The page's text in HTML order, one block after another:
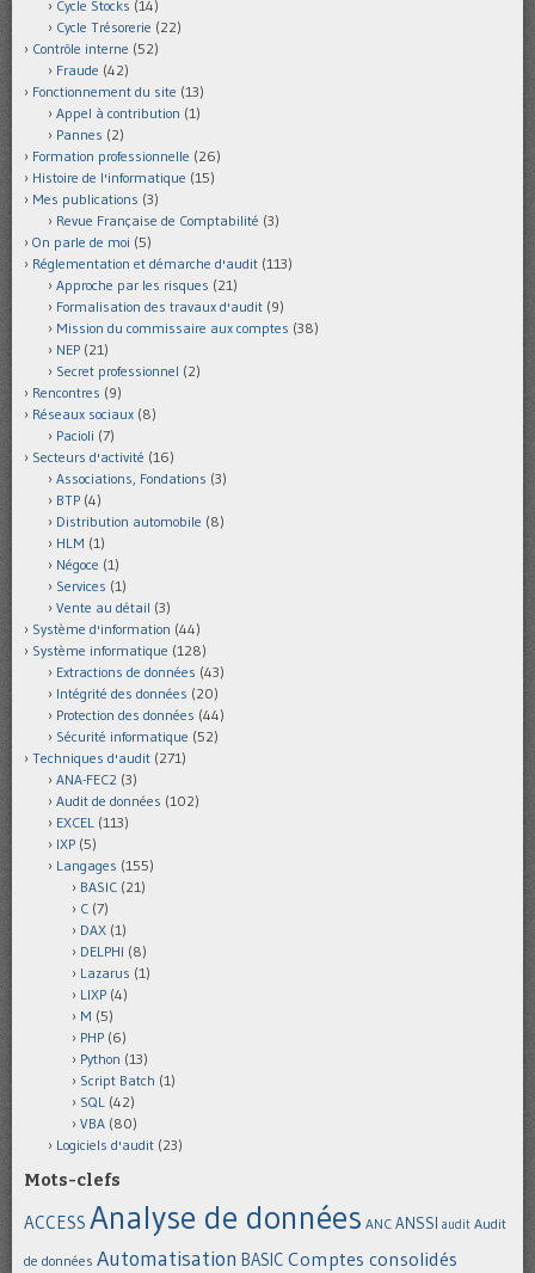
Cycle Stocks (14)
Cycle Trésorerie (22)
Contrôle interne (52)
Fraude (42)
Fonctionnement du site (13)
Appel à contribution (1)
Pannes (2)
Formation professionnelle (26)
Histoire de l'informatique (15)
Mes publications (3)
Revue Française de Comptabilité (3)
On parle de moi (5)
Réglementation et démarche d'audit (113)
Approche par les risques (21)
Formalisation des travaux d'audit (9)
Mission du commissaire aux comptes (38)
NEP (21)
Secret professionnel (2)
Rencontres (9)
Réseaux sociaux (8)
Pacioli (7)
Secteurs d'activité (16)
Associations, Fondations (3)
BTP (4)
Distribution automobile (8)
HLM (1)
Négoce (1)
Services (1)
Vente au détail (3)
Système d'information (44)
Système informatique (128)
Extractions de données (43)
Intégrité des données (20)
Protection des données (44)
Sécurité informatique (52)
Techniques d'audit (271)
ANA-FEC2 (3)
Audit de données (102)
EXCEL (113)
IXP (5)
Langages (155)
BASIC (21)
C (7)
DAX (1)
DELPHI (8)
Lazarus (1)
LIXP (4)
M (5)
PHP (6)
Python (13)
Script Batch (1)
SQL (42)
VBA (80)
Logiciels d'audit (23)
Mots-clefs
ACCESS Analyse de données ANC ANSSI audit Audit
de données Automatisation BASIC Comptes consolidés